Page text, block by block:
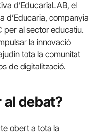
d’EducariaLAB, el
d’Educaria, companyia
per al sector educatiu.
la innovació
tota la comunitat
de digitalització.
debat?
obert a tota la